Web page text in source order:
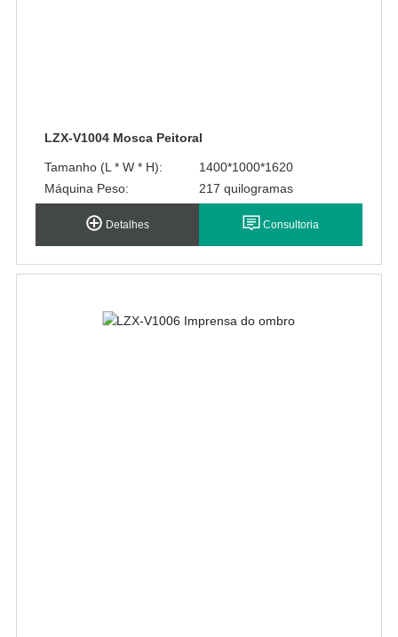
LZX-V1004 Mosca Peitoral
Tamanho (L * W * H):
1400*1000*1620
Máquina Peso:
217 quilogramas
Detalhes Consultoria